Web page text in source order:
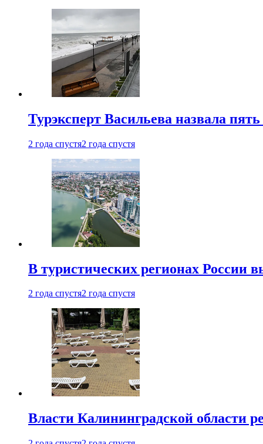
Турэксперт Васильева назвала
2 года спустя2 года спустя
В туристических регионах России
2 года спустя2 года спустя
Власти Калининградской области